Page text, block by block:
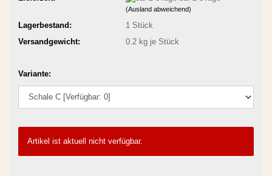
(Ausland abweichend)
Lagerbestand: 1 Stück
Versandgewicht:
0.2kg je Stück
Variante:
Artikel ist aktuell nicht verfügbar.